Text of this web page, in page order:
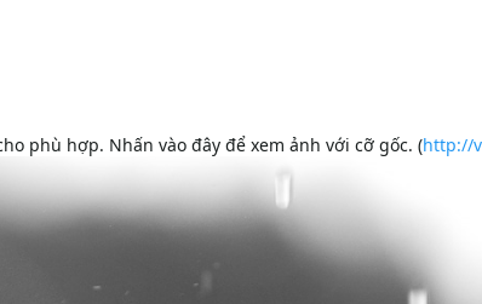
phù hợp. Nhấn vào đây để xem ảnh với cỡ gốc. (http://